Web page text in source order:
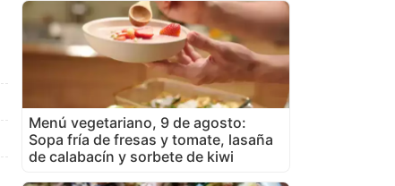
Menú vegetariano, 9 de agosto:
Sopa fría de fresas y tomate, lasaña
de calabacín y sorbete de kiwi